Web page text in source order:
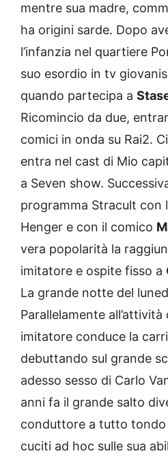
mentre sua madre,
ha origini sarde. Dopo
l’infanzia nel quartiere
suo esordio in tv
quando partecipa a
Ricomincio da due,
comici in onda su Rai2.
entra nel cast di Mio
a Seven show.
programma Stracult con
Henger e con il comico
vera popolarità la
imitatore e ospite fisso a
La grande notte del
Parallelamente
imitatore conduce la
debuttando sul grande
adesso sesso di Carlo
anni fa il grande salto
conduttore a tutto
cuciti ad hoc sulle sua